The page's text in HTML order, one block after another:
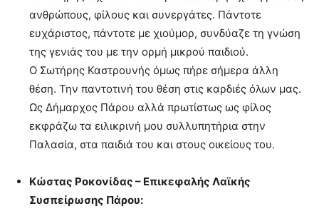
ανθρώπους, φίλους και συνεργάτες. Πάντοτε
ευχάριστος, πάντοτε με χιούμορ, συνδύαζε τη γνώση
της γενιάς του με την ορμή μικρού παιδιού.
Ο Σωτήρης Καστρουνής όμως πήρε σήμερα άλλη
θέση. Την παντοτινή του θέση στις καρδιές όλων μας.
Ως Δήμαρχος Πάρου αλλά πρωτίστως ως φίλος
εκφράζω τα ειλικρινή μου συλλυπητήρια στην
Παλασία, στα παιδιά του και στους οικείους του.
Κώστας Ροκονίδας – Επικεφαλής Λαϊκής
Συσπείρωσης Πάρου: